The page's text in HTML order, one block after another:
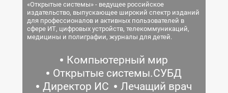
«Открытые системы» - ведущее российское
издательство, выпускающее широкий спектр изданий
для профессионалов и активных пользователей в
сфере ИТ, цифровых устройств, телекоммуникаций,
медицины и полиграфии, журналы для детей.
Компьютерный мир
Открытые системы.СУБД
Директор ИС
Лечащий врач